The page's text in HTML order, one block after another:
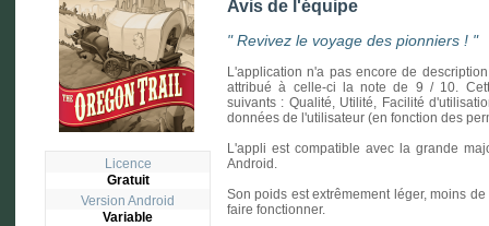
Licence
Gratuit
Version Android
Variable
Avis de l'équipe
"Revivez le voyage des pionniers ! "
L'application n'a pas encore de
attribué à celle-ci la note de 9 / 10.
suivants : Qualité, Utilité, Facilité
données de l'utilisateur (en fonction des
L'appli est compatible avec la grande
Android.
Son poids est extrêmement léger, moins
faire fonctionner.